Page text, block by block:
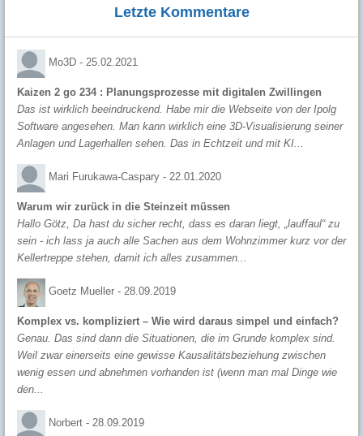
Letzte Kommentare
Mo3D - 25.02.2021
Kaizen 2 go 234 : Planungsprozesse mit digitalen Zwillingen
Das ist wirklich beeindruckend. Habe mir die Webseite von der Ipolg
Software angesehen. Man kann wirklich eine 3D-Visualisierung seiner
Anlagen und Lagerhallen sehen. Das in Echtzeit und mit KI...
Mari Furukawa-Caspary - 22.01.2020
Warum wir zurück in die Steinzeit müssen
Hallo Götz, Da hast du sicher recht, dass es daran liegt, „lauffaul“ zu
sein - ich lass ja auch alle Sachen aus dem Wohnzimmer kurz vor der
Kellertreppe stehen, damit ich alles zusammen...
Goetz Mueller - 28.09.2019
Komplex vs. kompliziert – Wie wird daraus simpel und einfach?
Genau. Das sind dann die Situationen, die im Grunde komplex sind.
Weil zwar einerseits eine gewisse Kausalitätsbeziehung zwischen
wenig essen und abnehmen vorhanden ist (wenn man mal Dinge wie
den...
Norbert - 28.09.2019